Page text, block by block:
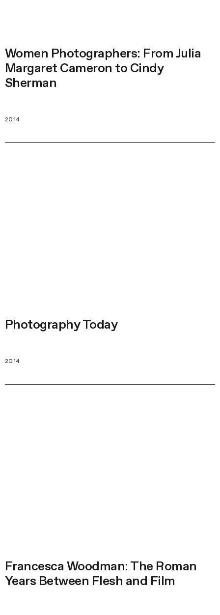
Women Photographers: From Julia
Margaret Cameron to Cindy
Sherman
2014
Photography Today
2014
Francesca Woodman: The Roman
Years Between Flesh and Film